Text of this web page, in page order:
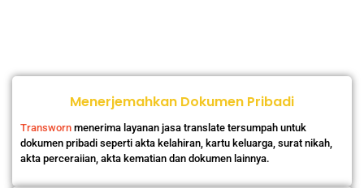
Menerjemahkan Dokumen Pribadi
Transworn menerima layanan jasa translate tersumpah untuk
dokumen pribadi seperti akta kelahiran, kartu keluarga, surat nikah,
akta perceraiian, akta kematian dan dokumen lainnya.